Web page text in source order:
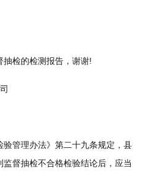
检的检测报告，谢谢!
管理办法》第二十九条规定，县
督抽检不合格检验结论后，应当